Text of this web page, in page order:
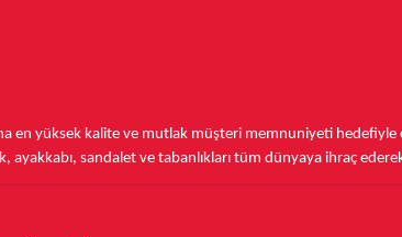
en yüksek kalite ve mutlak müşteri memnuniyeti hedefiyle
sandalet ve tabanlıklarıtüm dünyaya ihraç